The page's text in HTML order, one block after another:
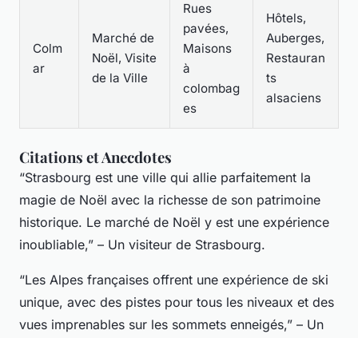
Colm
ar
Marché de
Noël, Visite
de la Ville
Rues
pavées,
Maisons
à
colombag
es
Hôtels,
Auberges,
Restauran
ts
alsaciens
Citations et Anecdotes
“Strasbourg est une ville qui allie parfaitement la
magie de Noël avec la richesse de son patrimoine
historique. Le marché de Noël y est une expérience
inoubliable,” – Un visiteur de Strasbourg.
“Les Alpes françaises offrent une expérience de ski
unique, avec des pistes pour tous les niveaux et des
vues imprenables sur les sommets enneigés,” – Un